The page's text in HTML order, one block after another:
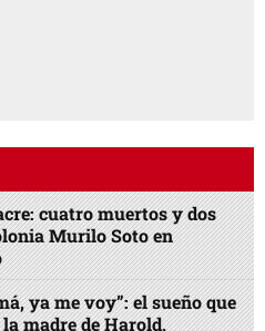
cuatro muertos y dos
Murilo Soto en
ya me voy”: el sueño que
madre de Harold,